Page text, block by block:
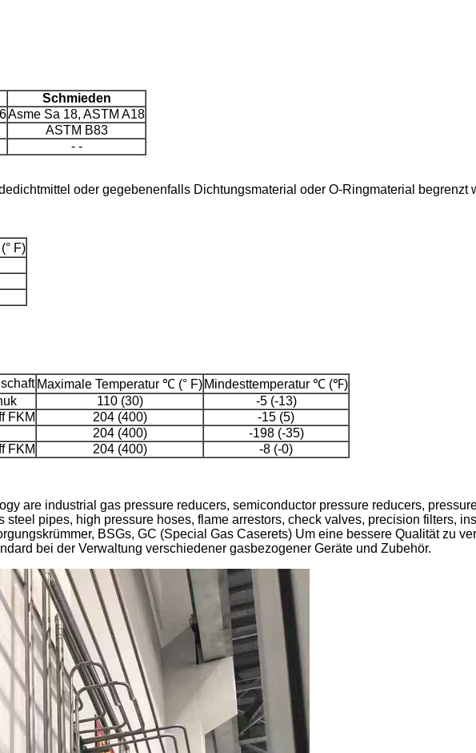
Schmieden
Asme Sa 18, ASTM A18
ASTM B83
- -
oder gegebenenfalls Dichtungsmaterial oder O-Ringmaterial begrenzt
F)
Maximale Temperatur ℃ (° F) Mindesttemperatur ℃ (℉)
110 (30)
-5 (-13)
FKM
204 (400)
-15 (5)
204 (400)
-198 (-35)
FKM 204 (400) -8 (-0)
are industrial gas pressure reducers, semiconductor pressure reducers,
pipes, high pressure hoses, flame arrestors, check valves, precision filters,
BSGs, GC (Special Gas Caserets) Um eine bessere Qualität zu
bei der Verwaltung verschiedener gasbezogener Geräte und Zubehör.